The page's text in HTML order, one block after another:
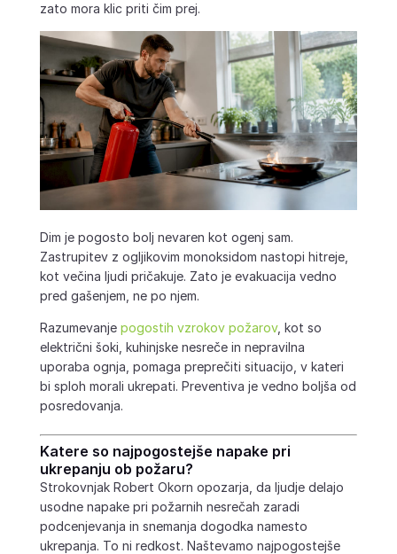
zato mora klic priti čim prej.
Dim je pogosto bolj nevaren kot ogenj sam.
Zastrupitev z ogljikovim monoksidom nastopi hitreje,
kot večina ljudi pričakuje. Zato je evakuacija vedno
pred gašenjem, ne po njem.
Razumevanje pogostih vzrokov požarov, kot so
električni šoki, kuhinjske nesreče in nepravilna
uporaba ognja, pomaga preprečiti situacijo, v kateri
bi sploh morali ukrepati. Preventiva je vedno boljša od
posredovanja.
Katere so najpogostejše napake pri
ukrepanju ob požaru?
Strokovnjak Robert Okorn opozarja, da ljudje delajo
usodne napake pri požarnih nesrečah zaradi
podcenjevanja in snemanja dogodka namesto
ukrepanja. To ni redkost. Naštevamo najpogostejše